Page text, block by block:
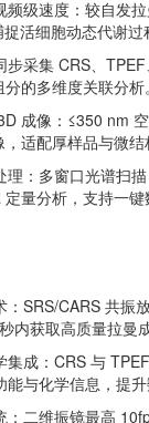
频级速度：较自发
活细胞动态代谢过
步采集 CRS、
的多维度关联分析。
成像：≤350 nm
适配厚样品与微结
理：多窗口光谱扫
量分析，支持一键
：SRS/CARS 共振
内获取高质量拉曼成
集成：CRS 与
与化学信息，提升
：二维振镜最高